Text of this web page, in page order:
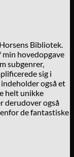
Bibliotek.
min hovedopgave
subgenrer,
sig i
også et
helt unikke
derudover også
de fantastiske